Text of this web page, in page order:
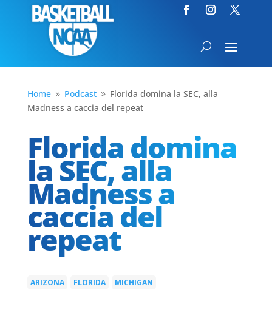
Home 9 Podcast 9 Florida domina la SEC, alla
Madness a caccia del repeat
Florida domina
la SEC, alla
Madness a
caccia del
repeat
ARIZONA FLORIDA MICHIGAN